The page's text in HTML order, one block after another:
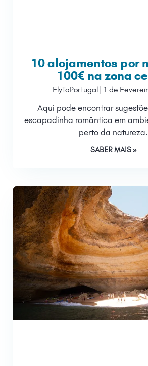
10 alojamentos por
100€ na zona
FlyToPortugal 1 de
Aqui pode encontrar
escapadinha romântica em
perto da natureza.
SABER MAIS »